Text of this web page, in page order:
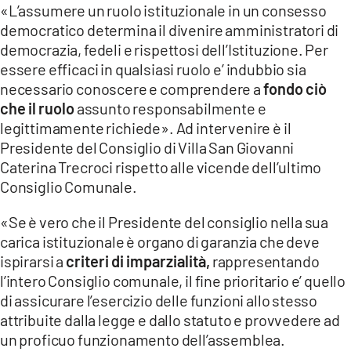
LACPLAY.IT
LACTV.IT
LACONAIR.IT
LACITYMAG.IT
ILREGGINO.IT
COSENZACHANNEL.IT
ILVIBONESE.IT
CATANZAROCHANNEL.IT
LACAPITALENEWS.IT
App
«L’assumere un ruolo istituzionale in un consesso
democratico determina il divenire amministratori di
democrazia, fedeli e rispettosi dell’Istituzione. Per
essere efficaci in qualsiasi ruolo e’ indubbio sia
necessario conoscere e comprendere afondo ciò
che il ruoloassunto responsabilmente e
legittimamente richiede». Ad intervenire è il
Presidente del Consiglio di Villa San Giovanni
Caterina Trecroci rispetto alle vicende dell’ultimo
Consiglio Comunale.
«Se è vero che il Presidente del consiglio nella sua
carica istituzionale è organo di garanzia che deve
ispirarsi a criteri di imparzialità, rappresentando
l’intero Consiglio comunale, il fine prioritario e’ quello
di assicurare l’esercizio delle funzioni allo stesso
attribuite dalla legge e dallo statuto e provvedere ad
un proficuo funzionamento dell’assemblea.